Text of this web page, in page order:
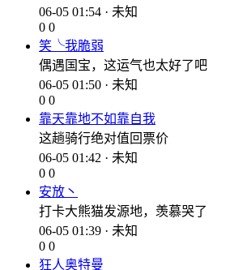
06-05 01:54 · 未知
0 0
笑╰我脆弱
偶遇国宝，这运气也太好了吧
06-05 01:50 · 未知
0 0
靠天靠地不如靠自我
这趟骑行绝对值回票价
06-05 01:42 · 未知
0 0
安放丶
打卡大熊猫发源地，羡慕哭了
06-05 01:39 · 未知
0 0
狂人奥特曼